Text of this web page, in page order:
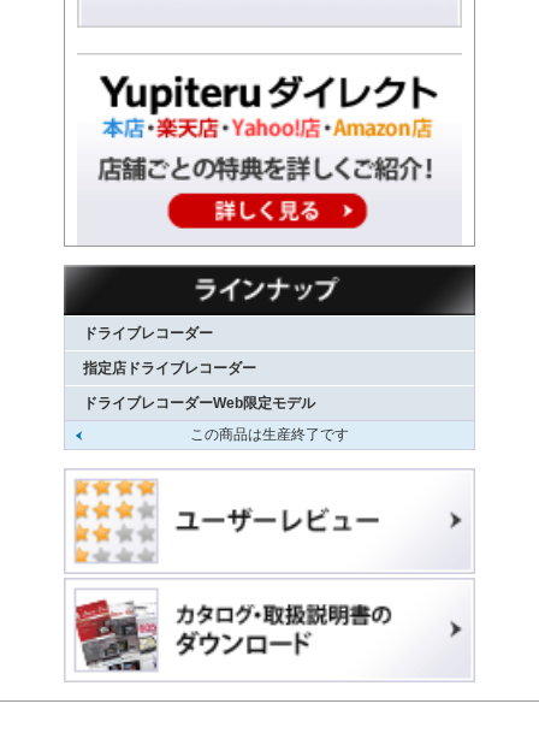
ドライブレコーダー
指定店ドライブレコーダー
ドライブレコーダーWeb限定モデル
この商品は生産終了です